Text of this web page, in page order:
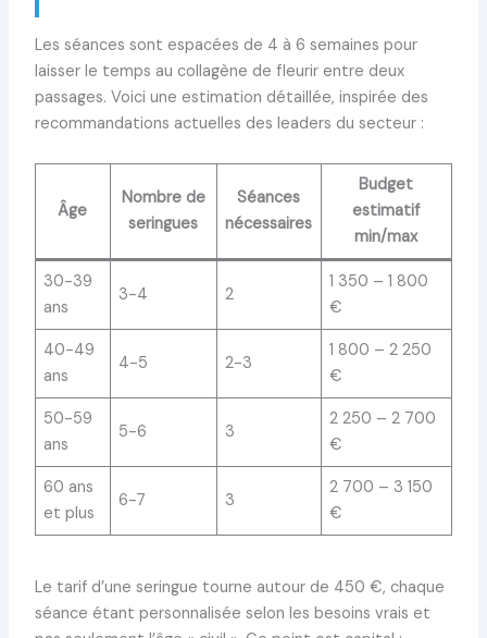
Les séances sont espacées de 4 à 6 semaines pour
laisser le temps au collagène de fleurir entre deux
passages. Voici une estimation détaillée, inspirée des
recommandations actuelles des leaders du secteur :
Âge
Nombre de
seringues
Séances
nécessaires
Budget
estimatif
min/max
30-39
ans
3-4 2
1 350 – 1 800
€
40-49
ans
4-5 2-3
1 800 – 2 250
€
50-59
ans
5-6 3
2 250 – 2 700
€
60 ans
et plus
6-7 3
2 700 – 3 150
€
Le tarif d’une seringue tourne autour de 450 €, chaque
séance étant personnalisée selon les besoins vrais et